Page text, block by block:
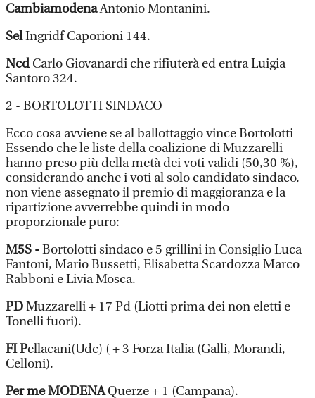
CambiamodenaAntonio Montanini.
SelIngridf Caporioni 144.
NcdCarlo Giovanardi che rifiuterà ed entra Luigia
Santoro 324.
2 - BORTOLOTTI SINDACO
Ecco cosa avviene se al ballottaggio vince Bortolotti
Essendo che le liste della coalizione di Muzzarelli
hanno preso più della metà dei voti validi (50,30 %),
considerando anche i voti al solo candidato sindaco,
non viene assegnato il premio di maggioranza e la
ripartizione avverrebbe quindi in modo
proporzionale puro:
M5S -Bortolotti sindaco e 5 grillini in Consiglio Luca
Fantoni, Mario Bussetti, Elisabetta Scardozza Marco
Rabboni e Livia Mosca.
PDMuzzarelli + 17 Pd (Liotti prima dei non eletti e
Tonelli fuori).
FI Pellacani(Udc) ( + 3 Forza Italia (Galli, Morandi,
Celloni).
Per me MODENAQuerze + 1 (Campana).